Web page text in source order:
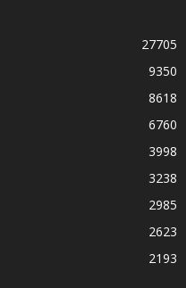
27705
9350
8618
6760
3998
3238
2985
2623
2193